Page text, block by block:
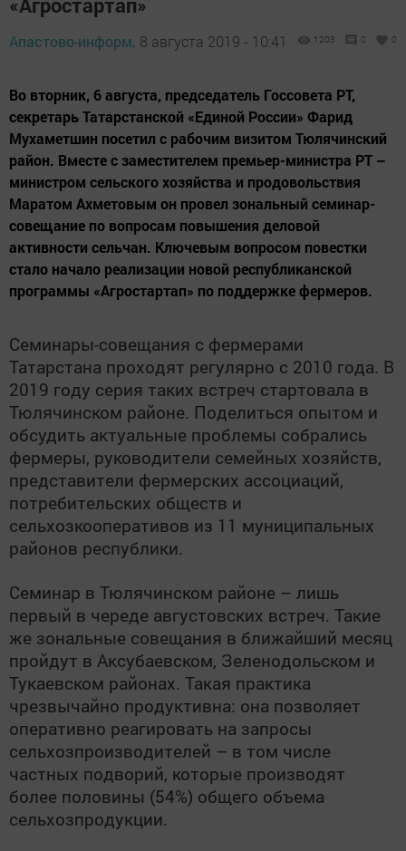
Апастово-информ, 8 августа 2019 - 10:41 1203 0 0
Во вторник, 6 августа, председатель Госсовета РТ,
секретарь Татарстанской «Единой России» Фарид
Мухаметшин посетил с рабочим визитом Тюлячинский
район. Вместе с заместителем премьер-министра РТ –
министром сельского хозяйства и продовольствия
Маратом Ахметовым он провел зональный семинар-
совещание по вопросам повышения деловой
активности сельчан. Ключевым вопросом повестки
стало начало реализации новой республиканской
программы «Агростартап» по поддержке фермеров.
Семинары-совещания с фермерами
Татарстана проходят регулярно с 2010 года. В
2019 году серия таких встреч стартовала в
Тюлячинском районе. Поделиться опытом и
обсудить актуальные проблемы собрались
фермеры, руководители семейных хозяйств,
представители фермерских ассоциаций,
потребительских обществ и
сельхозкооперативов из 11 муниципальных
районов республики.
Семинар в Тюлячинском районе – лишь
первый в череде августовских встреч. Такие
же зональные совещания в ближайший месяц
пройдут в Аксубаевском, Зеленодольском и
Тукаевском районах. Такая практика
чрезвычайно продуктивна: она позволяет
оперативно реагировать на запросы
сельхозпроизводителей – в том числе
частных подворий, которые производят
более половины (54%) общего объема
сельхозпродукции.